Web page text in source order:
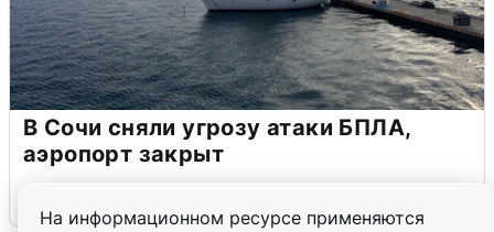
На информационном ресурсе применяются
В Сочи сняли угрозу атаки БПЛА,
аэропорт закрыт